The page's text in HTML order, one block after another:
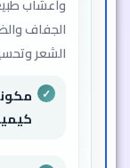
وأعشاب
الجفاف
الشعر